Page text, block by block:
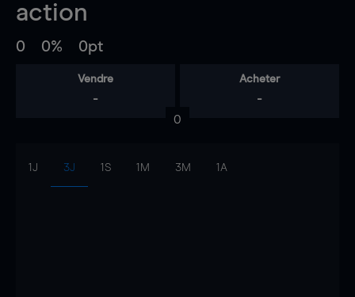
action
0 0% 0pt
Vendre
-
Acheter
-
0
1J 3J 1S 1M 3M 1A